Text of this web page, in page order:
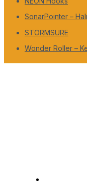
SonarPointer –
STORMSURE
Wonder Roller –